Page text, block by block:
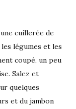
cuillerée de
légumes et les
coupé, un peu
Salez et
quelques
et du jambon